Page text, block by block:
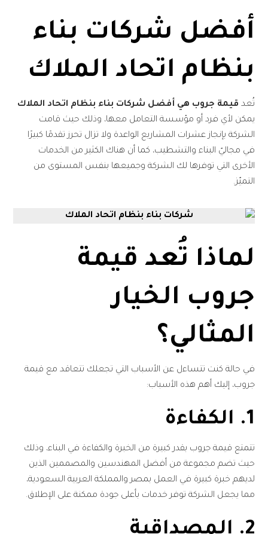
أفضل شركات بناء
بنظام اتحاد الملاك
تُعد قيمة جروب هي أفضل شركات بناء بنظام اتحاد الملاك
يمكن لأي فرد أو مؤسسة التعامل معها، وذلك حيث قامت
الشركة بإنجاز عشرات المشاريع الواعدة ولا تزال تحرز تقدمًا كبيرًا
في مجاليّ البناء والتشطيب، كما أن هناك الكثير من الخدمات
الأخرى التي توفرها لك الشركة وجميعها بنفس المستوى من
التميّز.
لماذا تُعد قيمة
جروب الخيار
المثالي؟
في حالة كنت تتساءل عن الأسباب التي تجعلك تتعاقد مع قيمة
جروب، إليك أهم هذه الأسباب:
1. الكفاءة
تتمتع قيمة جروب بقدر كبيرة من الخبرة والكفاءة في البناء، وذلك
حيث تضم مجموعة من أفضل المهندسين والمصممين الذين
لديهم خبرة كبيرة في العمل بمصر والمملكة العربية السعودية،
مما يجعل الشركة توفر خدمات بأعلى جودة ممكنة على الإطلاق.